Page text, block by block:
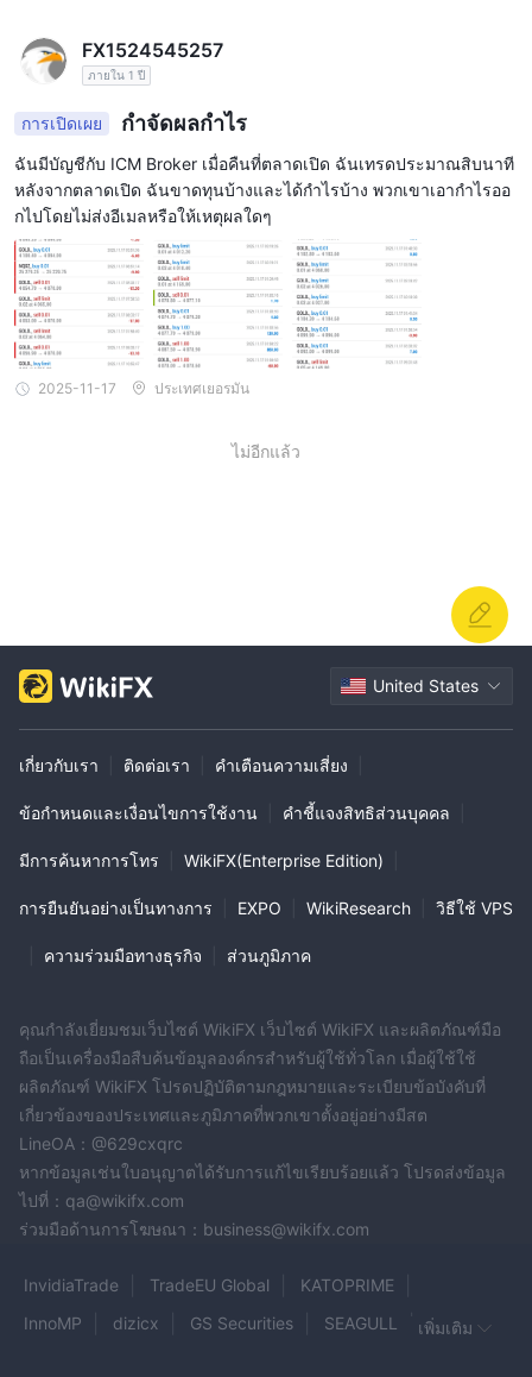
FX1524545257
ภายใน 1 ปี
การเปิดเผย กำจัดผลกำไร
ฉันมีบัญชีกับ ICM Broker เมื่อคืนที่ตลาดเปิด ฉันเทรดประมาณสิบนาที
หลังจากตลาดเปิด ฉันขาดทุนบ้างและได้กำไรบ้าง พวกเขาเอากำไรออ
กไปโดยไม่ส่งอีเมลหรือให้เหตุผลใดๆ
2025-11-17 ประเทศเยอรมัน
ไม่อีกแล้ว
United States
เกี่ยวกับเรา ติดต่อเรา คำเตือนความเสี่ยง
ข้อกำหนดและเงื่อนไขการใช้งาน คำชี้แจงสิทธิส่วนบุคคล
มีการค้นหาการโทร WikiFX(Enterprise Edition)
การยืนยันอย่างเป็นทางการ EXPO WikiResearch วิธีใช้ VPS
ความร่วมมือทางธุรกิจ ส่วนภูมิภาค
คุณกำลังเยี่ยมชมเว็บไซต์ WikiFX เว็บไซต์ WikiFX และผลิตภัณฑ์มือ
ถือเป็นเครื่องมือสืบค้นข้อมูลองค์กรสำหรับผู้ใช้ทั่วโลก เมื่อผู้ใช้ใช้
ผลิตภัณฑ์ WikiFX โปรดปฏิบัติตามกฎหมายและระเบียบข้อบังคับที่
เกี่ยวข้องของประเทศและภูมิภาคที่พวกเขาตั้งอยู่อย่างมีสต
LineOA：@629cxqrc
หากข้อมูลเช่นใบอนุญาตได้รับการแก้ไขเรียบร้อยแล้ว โปรดส่งข้อมูล
ไปที่：qa@wikifx.com
ร่วมมือด้านการโฆษณา：business@wikifx.com
InvidiaTrade TradeEU Global
KATOPRIME
InnoMP
dizicx GS Securities
SEAGULL
เพิ่มเติม